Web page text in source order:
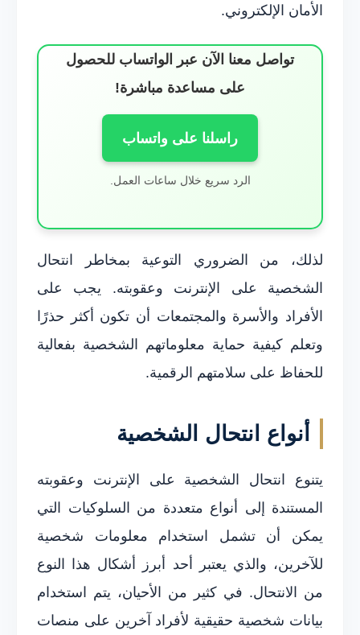
الأمان الإلكتروني.
تواصل معنا الآن عبر الواتساب للحصول
على مساعدة مباشرة!
راسلنا على واتساب
الرد سريع خلال ساعات العمل.
لذلك، من الضروري التوعية بمخاطر انتحال
الشخصية على الإنترنت وعقوبته. يجب على
الأفراد والأسرة والمجتمعات أن تكون أكثر حذرًا
وتعلم كيفية حماية معلوماتهم الشخصية بفعالية
للحفاظ على سلامتهم الرقمية.
أنواع انتحال الشخصية
يتنوع انتحال الشخصية على الإنترنت وعقوبته
المستندة إلى أنواع متعددة من السلوكيات التي
يمكن أن تشمل استخدام معلومات شخصية
للآخرين، والذي يعتبر أحد أبرز أشكال هذا النوع
من الانتحال. في كثير من الأحيان، يتم استخدام
بيانات شخصية حقيقية لأفراد آخرين على منصات